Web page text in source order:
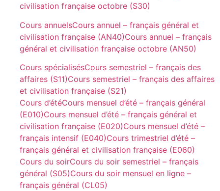
civilisation française octobre (S30)
Cours annuelsCours annuel – français général et
civilisation française (AN40)Cours annuel – français
général et civilisation française octobre (AN50)
Cours spécialisésCours semestriel – français des
affaires (S11)Cours semestriel – français des affaires
et civilisation française (S21)
Cours d’étéCours mensuel d’été – français général
(E010)Cours mensuel d’été – français général et
civilisation française (E020)Cours mensuel d’été –
français intensif (E040)Cours trimestriel d’été –
français général et civilisation française (E060)
Cours du soirCours du soir semestriel – français
général (S05)Cours du soir mensuel en ligne –
français général (CL05)